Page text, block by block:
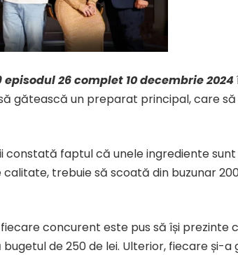
26 complet 10 decembrie 2024
gătească un preparat principal, care
constată faptul că unele ingrediente
trebuie să scoată din buzunar
concurent este pus să își prezinte
de 250 de lei. Ulterior, fiecare și-a